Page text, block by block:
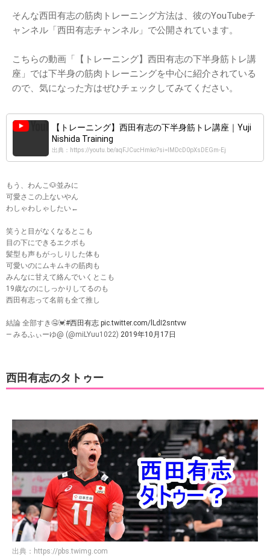
そんな西田有志の筋肉トレーニング方法は、彼のYouTubeチ
ャンネル「西田有志チャンネル」で公開されています。
こちらの動画「【トレーニング】西田有志の下半身筋トレ講
座」では下半身の筋肉トレーニングを中心に紹介されている
ので、気になった方はぜひチェックしてみてください。
【トレーニング】西田有志の下半身筋トレ講座｜Yuji
Nishida Training
出典：https://youtu.be/aqFJCucHmko?si=IMDcD0pXsDEGm-Ej
もう、わんこ🐶並みに
可愛さこの上ないやん
わしゃわしゃしたい←
笑うと目がなくなるとこも
目の下にできるエクボも
髪型も声もがっしりした体も
可愛いのにムキムキの筋肉も
みんなに甘えて絡んでいくとこも
19歳なのにしっかりしてるのも
西田有志って名前も全て推し
結論 全部すき🤤💓#西田有志 pic.twitter.com/lLdI2sntvw
— みるふぃーゆ@ (@miLYuu1022) 2019年10月17日
西田有志のタトゥー
出典： https://pbs.twimg.com